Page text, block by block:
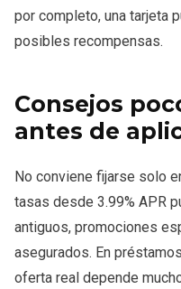
por completo, una tarjeta
posibles recompensas.
Consejos
antes de
No conviene fijarse solo
tasas desde 3.99% APR
antiguos, promociones
asegurados. En
oferta real depende